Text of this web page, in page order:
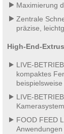
Maximierung
Zentrale
präzise,
High-End-
LIVE-
kompaktes
LIVE-
FOOD FEED